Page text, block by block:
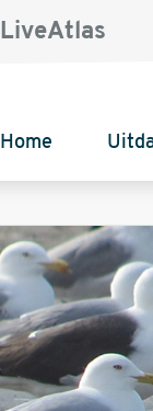
LiveAtlas
Home